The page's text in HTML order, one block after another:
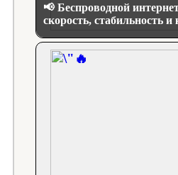
📢 Беспроводной
скорость, стабильность